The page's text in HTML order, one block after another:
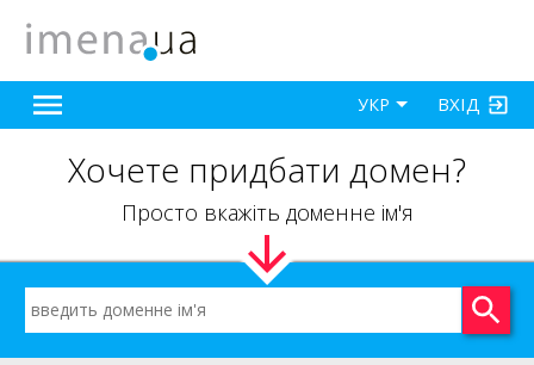
ВХІД
УКР
Хочете придбати домен?
Просто вкажіть доменне ім'я